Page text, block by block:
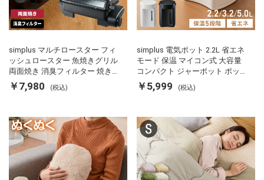
simplus マルチロースター フィ
ッシュロースター 魚焼きグリル
両面焼き 消臭フィルター 焼き魚
両面ヒーター タイマー付き SP-
FRS01 マットブラック シンプラ
￥7,980 (税込)
simplus 電気ポット 2.2L 省エネ
モード 保温 マイコン式 大容量
コンパクト ジャーポット ポット
カルキ抜き 空焚き防止 温度調節
軽量 SP-PD22 シンプラス
￥5,999 (税込)